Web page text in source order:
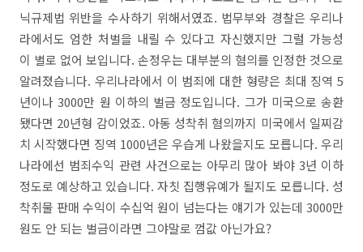
닉규제법 위반을 수사하기 위해서였죠. 법무부와 경찰은 우리나
라에서도 엄한 처벌을 내릴 수 있다고 자신했지만 그럴 가능성
이 별로 없어 보입니다. 손정우는 대부분의 혐의를 인정한 것으로
알려졌습니다. 우리나라에서 이 범죄에 대한 형량은 최대 징역 5
년이나 3000만 원 이하의 벌금 정도입니다. 그가 미국으로 송환
됐다면 20년형 감이었죠. 아동 성착취 혐의까지 미국에서 일찌감
치 시작했다면 징역 1000년은 우습게 나왔을지도 모릅니다. 우리
나라에선 범죄수익 관련 사건으로는 아무리 많아 봐야 3년 이하
정도로 예상하고 있습니다. 자칫 집행유예가 될지도 모릅니다. 성
착취물 판매 수익이 수십억 원이 넘는다는 얘기가 있는데 3000만
원도 안 되는 벌금이라면 그야말로 껌값 아닌가요?